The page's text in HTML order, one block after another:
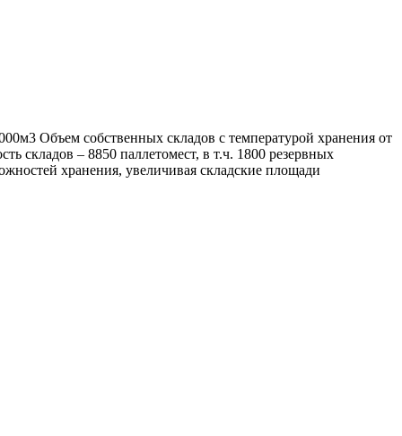
Объем собственных складов с температурой хранения от
складов – 8850 паллетомест, в т.ч. 1800 резервных
хранения, увеличивая складские площади